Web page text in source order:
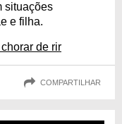
situações
e filha.
de rir
COMPARTILHAR